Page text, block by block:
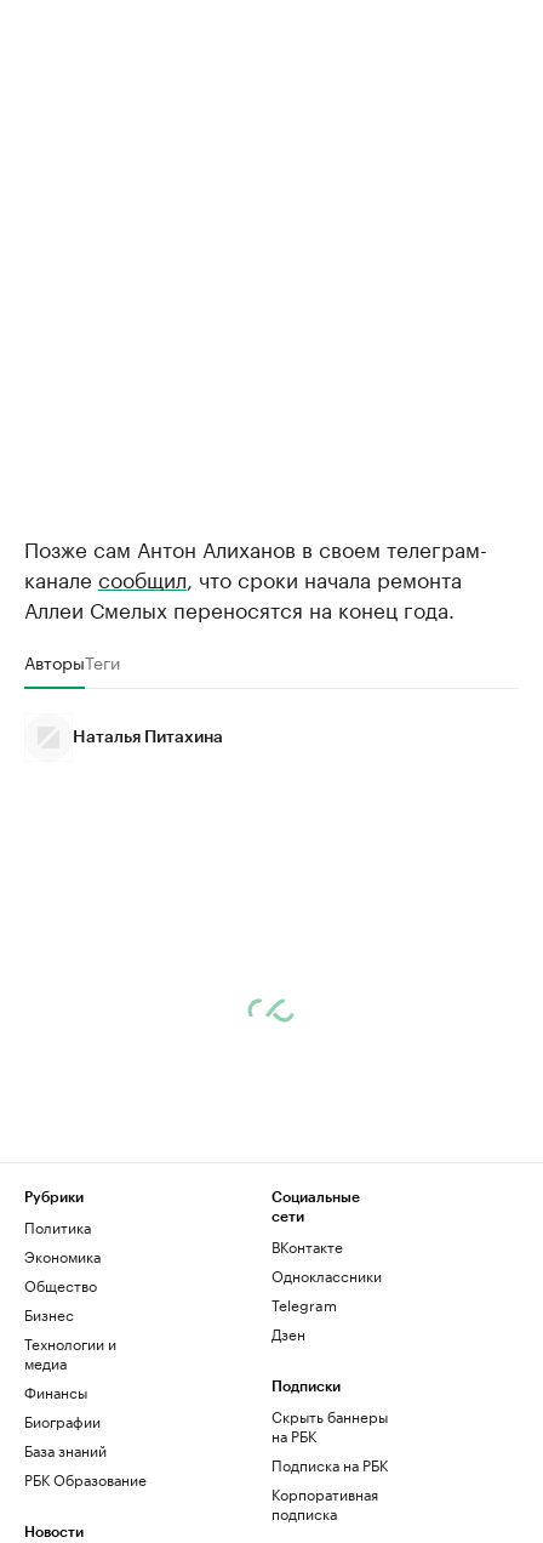
Позже сам Антон Алиханов в своем телеграм-
канале сообщил , что сроки начала ремонта
Аллеи Смелых переносятся на конец года.
АвторыТеги
Наталья Питахина
Рубрики
Политика
Экономика
Общество
Бизнес
Технологии и
медиа
Финансы
Биографии
База знаний
РБК Образование
Новости
Социальные
сети
ВКонтакте
Одноклассники
Telegram
Дзен
Подписки
Скрыть баннеры
на РБК
Подписка на РБК
Корпоративная
подписка